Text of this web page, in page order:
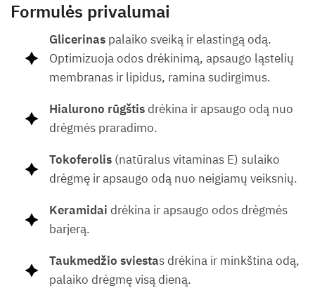
Formulės privalumai
Glicerinas palaiko sveiką ir elastingą odą.
Optimizuoja odos drėkinimą, apsaugo ląstelių
membranas ir lipidus, ramina sudirgimus.
Hialurono rūgštis drėkina ir apsaugo odą nuo
drėgmės praradimo.
Tokoferolis (natūralus vitaminas E) sulaiko
drėgmę ir apsaugo odą nuo neigiamų veiksnių.
Keramidai drėkina ir apsaugo odos drėgmės
barjerą.
Taukmedžio sviestas drėkina ir minkština odą,
palaiko drėgmę visą dieną.